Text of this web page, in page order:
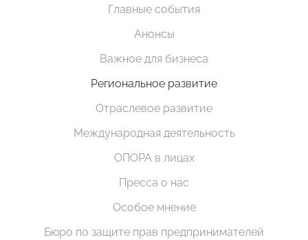
Главные события
Анонсы
Важное для бизнеса
Региональное развитие
Отраслевое развитие
Международная деятельность
ОПОРА в лицах
Пресса о нас
Особое мнение
Бюро по защите прав предпринимателей